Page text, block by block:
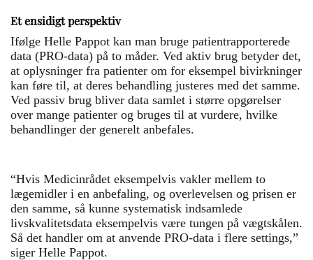
Et ensidigt perspektiv
Ifølge Helle Pappot kan man bruge patientrapporterede
data (PRO-data) på to måder. Ved aktiv brug betyder det,
at oplysninger fra patienter om for eksempel bivirkninger
kan føre til, at deres behandling justeres med det samme.
Ved passiv brug bliver data samlet i større opgørelser
over mange patienter og bruges til at vurdere, hvilke
behandlinger der generelt anbefales.
“Hvis Medicinrådet eksempelvis vakler mellem to
lægemidler i en anbefaling, og overlevelsen og prisen er
den samme, så kunne systematisk indsamlede
livskvalitetsdata eksempelvis være tungen på vægtskålen.
Så det handler om at anvende PRO-data i flere settings,”
siger Helle Pappot.